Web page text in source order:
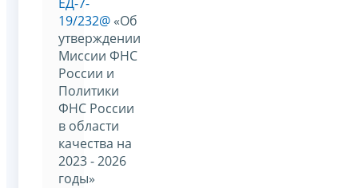
19/232@ «Об
утверждении
Миссии ФНС
России и
Политики
ФНС России
в области
качества на
2023 - 2026
годы»